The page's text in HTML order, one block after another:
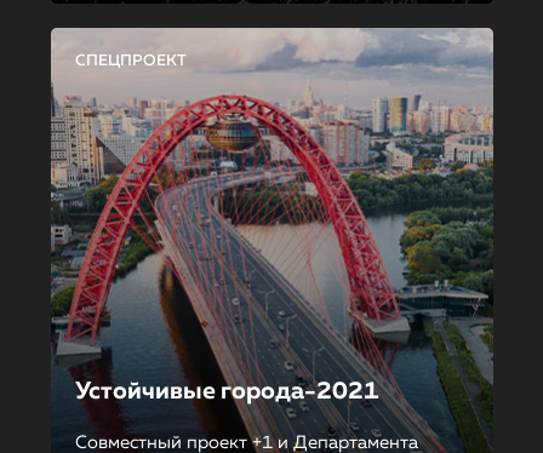
СПЕЦПРОЕКТ
Устойчивые города-2021
Совместный проект +1 и Департамента